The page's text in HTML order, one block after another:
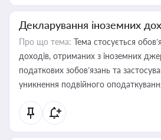
Декларування іноземних
Про що тема: Тема стосується
доходів, отриманих з іноземних
податкових зобов’язань та
уникнення подвійного